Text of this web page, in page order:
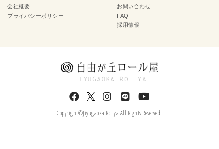
会社概要
プライバシーポリシー
お問い合わせ
FAQ
採用情報
Copyright©Jiyugaoka Rollya All Rights Reserved.